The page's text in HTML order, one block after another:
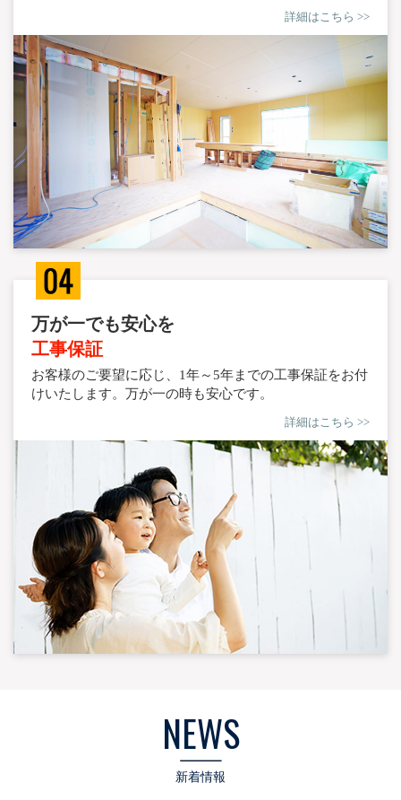
詳細はこちら >>
万が一でも安心を
工事保証
お客様のご要望に応じ、1年～5年までの工事保証をお付
けいたします。万が一の時も安心です。
詳細はこちら >>
NEWS
新着情報